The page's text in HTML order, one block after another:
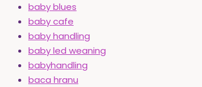
baby blues
baby cafe
baby handling
baby led weaning
babyhandling
baca hranu